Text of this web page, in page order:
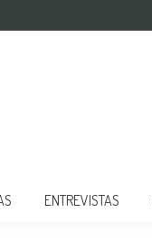
ENTREVISTAS